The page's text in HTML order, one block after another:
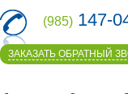
(985) 147-
ЗАКАЗАТЬ ОБРАТНЫЙ